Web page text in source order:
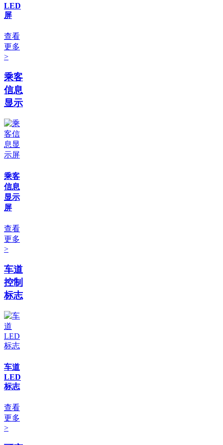
LED
屏
查看
更多
>
乘客
信息
显示
乘客
信息
显示
屏
查看
更多
>
车道
控制
标志
车道
LED
标志
查看
更多
>